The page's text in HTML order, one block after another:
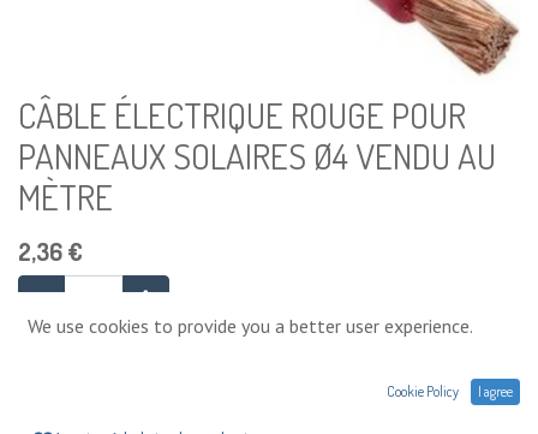
CÂBLE ÉLECTRIQUE ROUGE POUR
PANNEAUX SOLAIRES Ø4 VENDU AU
MÈTRE
2,36€
We use cookies to provide you a better user experience.
Cookie Policy I agree